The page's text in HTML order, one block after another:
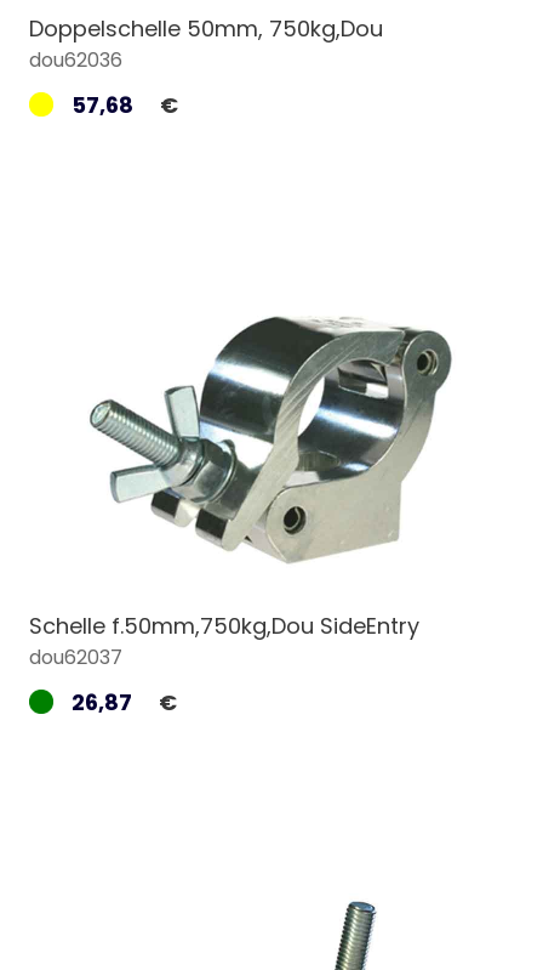
Doppelschelle 50mm, 750kg,Dou
dou62036
57,68 €
Schelle f.50mm,750kg,Dou SideEntry
dou62037
26,87 €